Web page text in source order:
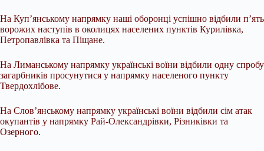
На Куп’янському напрямку наші оборонці успішно відбили п’ять
ворожих наступів в околицях населених пунктів Курилівка,
Петропавлівка та Піщане.
На Лиманському напрямку українські воїни відбили одну спробу
загарбників просунутися у напрямку населеного пункту
Твердохлібове.
На Слов’янському напрямку українські воїни відбили сім атак
окупантів у напрямку Рай-Олександрівки, Різниківки та
Озерного.